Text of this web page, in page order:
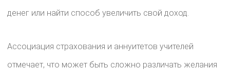
денег или найти способ увеличить свой доход.
Ассоциация страхования и аннуитетов учителей
отмечает, что может быть сложно различать желания